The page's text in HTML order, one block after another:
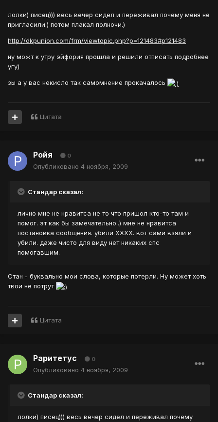
лолки) писец))) весь вечер сидел и переживал почему меня не
пригласили.) потом плакал полночи.)
http://dkpunion.com/frm/viewtopic.php?p=121483#p121483
ну можт к утру эйфория прошла и решили отписать подробнее
угу)
зы а у вас некисло так самомнение прокачалось
Цитата
Ройя 0
Опубликовано 4 ноября, 2009
Стандар сказал:
лично мне не нравитса не то что пришол кто-то там и
помог. эт как бы замечательно..) мне не нравитса
постановка сообщения. убили ХХХХ. вот сами взяли и
убили. даже чисто для виду нет никаких спс
помогавшим.
Стан - буквально мои слова, которые потерли. Ну может хоть
твои не потрут
Цитата
Раритетус 0
Опубликовано 4 ноября, 2009
Стандар сказал:
лолки) писец))) весь вечер сидел и переживал почему